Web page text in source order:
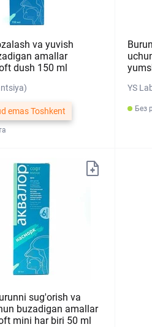
va yuvish
amallar
dush 150 ml
emas Toshkent
YS
Без
sug'orish va
buzadigan amallar
mini har biri 50 ml